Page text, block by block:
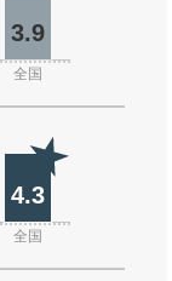
3.9
全国
4.3
全国